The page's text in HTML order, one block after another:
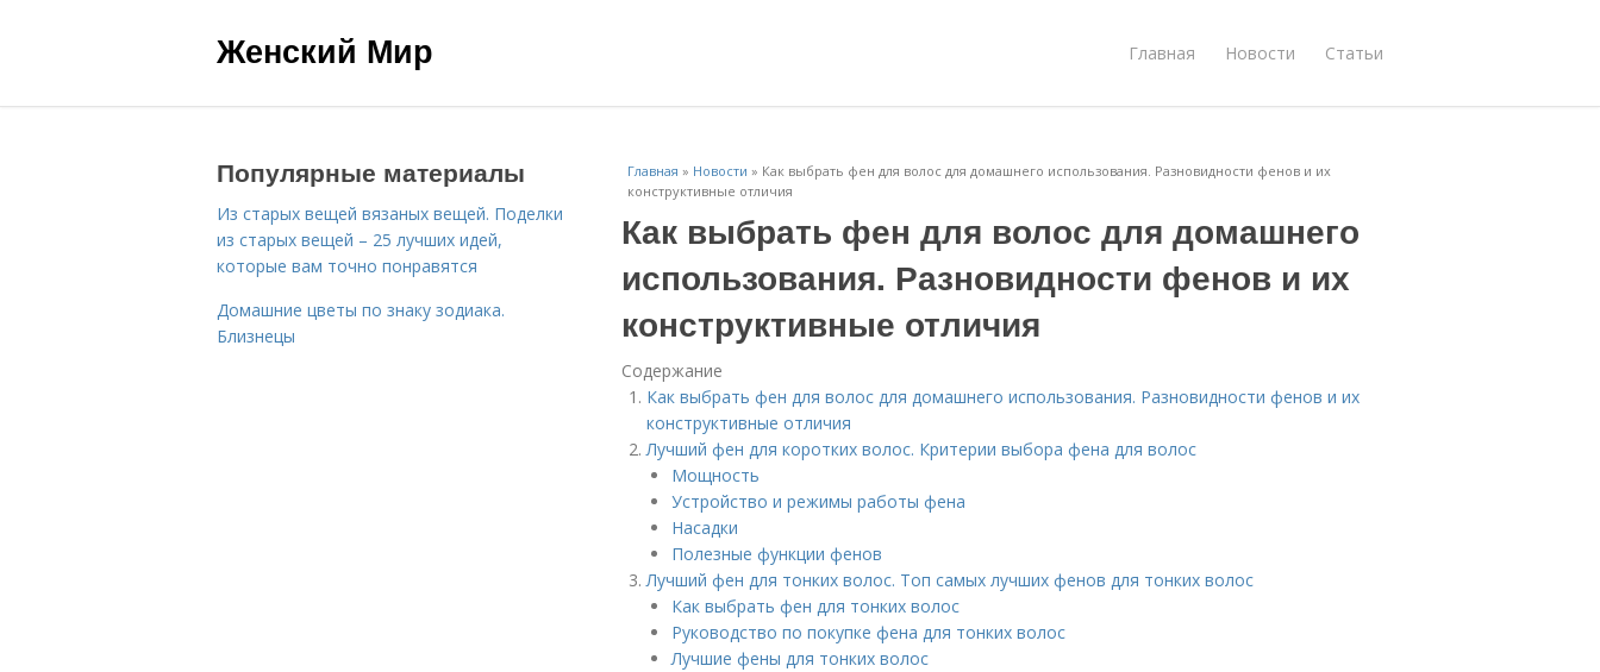
Женский Мир Главная Новости Статьи
Главная » Новости » Как выбрать фен для волос для домашнего использования. Разновидности фенов и их
конструктивные отличия
Как выбрать фен для волос для домашнего
использования. Разновидности фенов и их
конструктивные отличия
Содержание
Как выбрать фен для волос для домашнего использования. Разновидности фенов и их
конструктивные отличия
Лучший фен для коротких волос. Критерии выбора фена для волос
Мощность
Устройство и режимы работы фена
Насадки
Полезные функции фенов
Лучший фен для тонких волос. Топ самых лучших фенов для тонких волос
Как выбрать фен для тонких волос
Руководство по покупке фена для тонких волос
Лучшие фены для тонких волос
Популярные материалы
Из старых вещей вязаных вещей. Поделки
из старых вещей – 25 лучших идей,
которые вам точно понравятся
Домашние цветы по знаку зодиака.
Близнецы